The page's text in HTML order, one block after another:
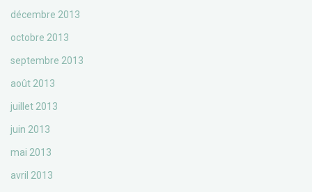
décembre 2013
octobre 2013
septembre 2013
août 2013
juillet 2013
juin 2013
mai 2013
avril 2013